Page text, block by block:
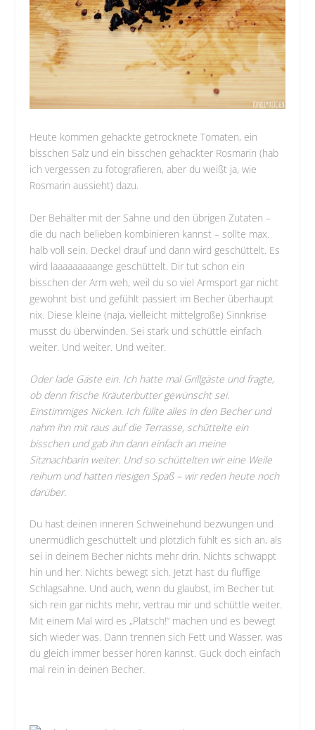
Heute kommen gehackte getrocknete Tomaten, ein
bisschen Salz und ein bisschen gehackter Rosmarin (hab
ich vergessen zu fotografieren, aber du weißt ja, wie
Rosmarin aussieht) dazu.
Der Behälter mit der Sahne und den übrigen Zutaten –
die du nach belieben kombinieren kannst – sollte max.
halb voll sein. Deckel drauf und dann wird geschüttelt. Es
wird laaaaaaaaange geschüttelt. Dir tut schon ein
bisschen der Arm weh, weil du so viel Armsport gar nicht
gewohnt bist und gefühlt passiert im Becher überhaupt
nix. Diese kleine (naja, vielleicht mittelgroße) Sinnkrise
musst du überwinden. Sei stark und schüttle einfach
weiter. Und weiter. Und weiter.
Oder lade Gäste ein. Ich hatte mal Grillgäste und fragte,
ob denn frische Kräuterbutter gewünscht sei.
Einstimmiges Nicken. Ich füllte alles in den Becher und
nahm ihn mit raus auf die Terrasse, schüttelte ein
bisschen und gab ihn dann einfach an meine
Sitznachbarin weiter. Und so schüttelten wir eine Weile
reihum und hatten riesigen Spaß – wir reden heute noch
darüber.
Du hast deinen inneren Schweinehund bezwungen und
unermüdlich geschüttelt und plötzlich fühlt es sich an, als
sei in deinem Becher nichts mehr drin. Nichts schwappt
hin und her. Nichts bewegt sich. Jetzt hast du fluffige
Schlagsahne. Und auch, wenn du glaubst, im Becher tut
sich rein gar nichts mehr, vertrau mir und schüttle weiter.
Mit einem Mal wird es „Platsch!“ machen und es bewegt
sich wieder was. Dann trennen sich Fett und Wasser, was
du gleich immer besser hören kannst. Guck doch einfach
mal rein in deinen Becher.